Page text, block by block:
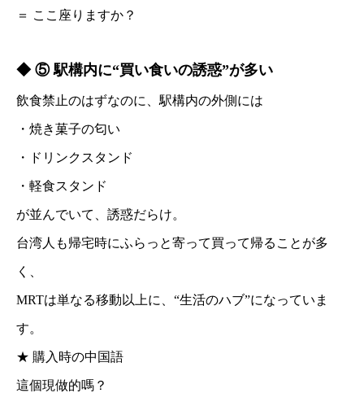
＝ ここ座りますか？
◆ ⑤ 駅構内に“買い食いの誘惑”が多い
飲食禁止のはずなのに、駅構内の外側には
・焼き菓子の匂い
・ドリンクスタンド
・軽食スタンド
が並んでいて、誘惑だらけ。
台湾人も帰宅時にふらっと寄って買って帰ることが多
く、
MRTは単なる移動以上に、“生活のハブ”になっていま
す。
★ 購入時の中国語
這個現做的嗎？